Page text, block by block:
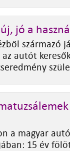
jó a
származó
autót
a magyar
15 év